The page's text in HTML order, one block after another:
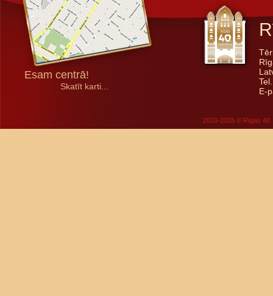
Esam centrā!
Skatīt karti...
E-
2010-2026 © Rīgas